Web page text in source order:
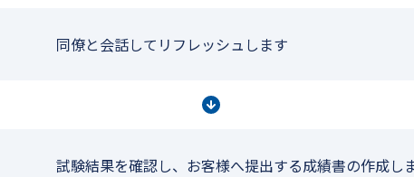
同僚と会話してリフレッシュします
試験結果を確認し、お客様へ提出する成績書の作成し